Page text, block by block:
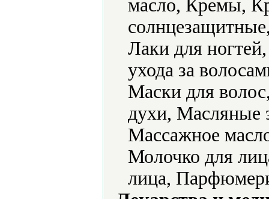
масло, Кремы,
Лаки для
ухода за
Маски для
духи, Масляные
Массажное
Молочко для
лица,